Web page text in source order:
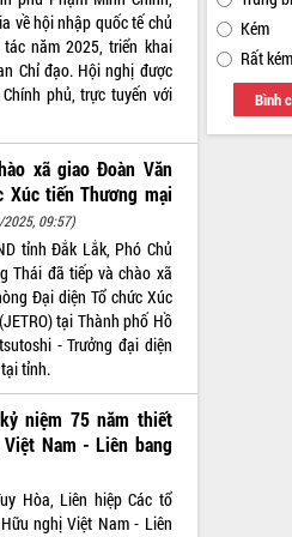
về hội nhập quốc tế chủ
năm 2025, triển khai
Chỉ đạo. Hội nghị được
phủ, trực tuyến với
xã giao Đoàn Văn
Xúc tiến Thương mại
09:57)
tỉnh Đắk Lắk, Phó Chủ
Thái đã tiếp và chào xã
Đại diện Tổ chức Xúc
tại Thành phố Hồ
- Trưởng đại diện
tỉnh.
niệm 75 năm thiết
Nam - Liên bang
Hòa, Liên hiệp Các tổ
nghị Việt Nam - Liên
Kém
Rất kém
Bình